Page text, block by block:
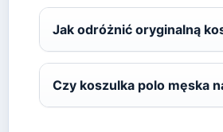
Jak odróżnić oryginalną
Czy koszulka polo męska